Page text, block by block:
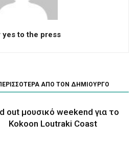
yes to the press
ΑΠΟ ΤΟΝ ΔΗΜΙΟΥΡΓΟ
out μουσικό weekend για το
Kokoon Loutraki Coast